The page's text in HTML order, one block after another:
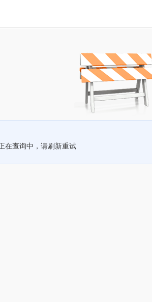
在查询中，请刷新重试